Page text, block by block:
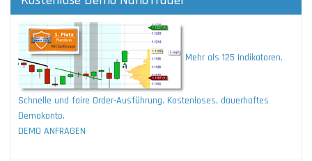
Mehr als 125 Indikatoren.
Schnelle und faire Order-Ausführung. Kostenloses, dauerhaftes
Demokonto.
DEMO ANFRAGEN